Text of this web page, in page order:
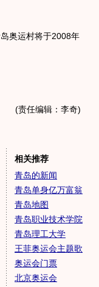
奥运村将于2008年
(责任编辑：李奇)
相关推荐
青岛的新闻
青岛单身亿万富翁
青岛地图
青岛职业技术学院
青岛理工大学
王菲奥运会主题歌
奥运会门票
北京奥运会